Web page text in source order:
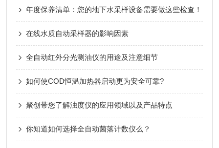
年度保养清单：您的地下水采样设备需要做这些检查！
在线水质自动采样器的影响因素
全自动红外分光测油仪的用途及注意细节
如何使COD恒温加热器启动更为安全可靠?
聚创带您了解浊度仪的应用领域以及产品特点
你知道如何选择全自动菌落计数仪么？